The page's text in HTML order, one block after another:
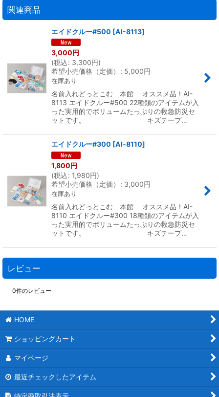
関連商品
エイドクルー#500 [AI-8113]
3,000円
(税込: 3,300円)
希望小売価格（定価）
: 5,000円
在庫あり
名前入れどっとこむ 本館 オススメ品！AI-
8113 エイドクルー#500 22種類のアイテムが入
った実用的でボリュームたっぷりの救急防災セ
ットです。 キズテープ…
エイドクルー#300 [AI-8110]
1,800円
(税込: 1,980円)
希望小売価格（定価）
: 3,000円
在庫あり
名前入れどっとこむ 本館 オススメ品！AI-
8110 エイドクルー#300 18種類のアイテムが入
った実用的でボリュームたっぷりの救急防災セ
ットです。 キズテープ…
レビュー
0件のレビュー
HOME
ショッピングカート
マイページ
最近チェックしたアイテム